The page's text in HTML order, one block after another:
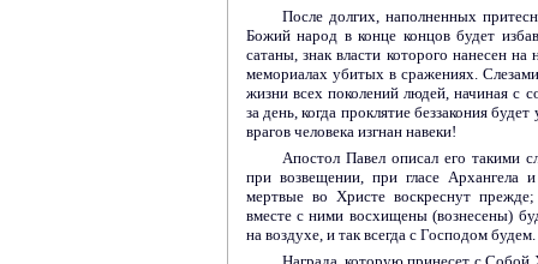
После долгих, наполненных
Божий народ в конце концов будет
сатаны, знак власти которого нанесен
мемориалах убитых в сражениях.
жизни всех поколений людей, начиная с
за день, когда проклятие беззакония
врагов человека изгнан навеки!
Апостол Павел описал его такими
при возвещении, при гласе Архангела
мертвые во Христе воскреснут
вместе с ними восхищены (вознесены)
на воздухе, и так всегда с Господом